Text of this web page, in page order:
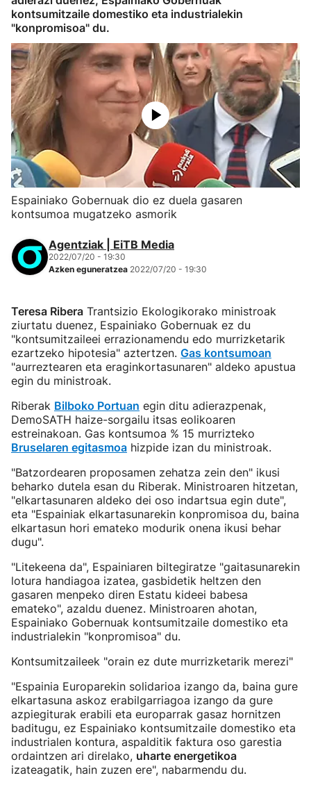
kontsumitzaile domestiko eta industrialekin
"konpromisoa" du.
Espainiako Gobernuak dio ez duela gasaren
kontsumoa mugatzeko asmorik
Agentziak | EiTB Media
2022/07/20 - 19:30
Azken eguneratzea 2022/07/20 - 19:30
Teresa Ribera Trantsizio Ekologikorako ministroak
ziurtatu duenez, Espainiako Gobernuak ez du
"kontsumitzaileei errazionamendu edo murrizketarik
ezartzeko hipotesia" aztertzen. Gas kontsumoan
"aurreztearen eta eraginkortasunaren" aldeko apustua
egin du ministroak.
Riberak Bilboko Portuan egin ditu adierazpenak,
DemoSATH haize-sorgailu itsas eolikoaren
estreinakoan. Gas kontsumoa % 15 murrizteko
Bruselaren egitasmoa hizpide izan du ministroak.
"Batzordearen proposamen zehatza zein den" ikusi
beharko dutela esan du Riberak. Ministroaren hitzetan,
"elkartasunaren aldeko dei oso indartsua egin dute",
eta "Espainiak elkartasunarekin konpromisoa du, baina
elkartasun hori emateko modurik onena ikusi behar
dugu".
"Litekeena da", Espainiaren biltegiratze "gaitasunarekin
lotura handiagoa izatea, gasbidetik heltzen den
gasaren menpeko diren Estatu kideei babesa
emateko", azaldu duenez. Ministroaren ahotan,
Espainiako Gobernuak kontsumitzaile domestiko eta
industrialekin "konpromisoa" du.
Kontsumitzaileek "orain ez dute murrizketarik merezi"
"Espainia Europarekin solidarioa izango da, baina gure
elkartasuna askoz erabilgarriagoa izango da gure
azpiegiturak erabili eta europarrak gasaz hornitzen
baditugu, ez Espainiako kontsumitzaile domestiko eta
industrialen kontura, aspalditik faktura oso garestia
ordaintzen ari direlako, uharte energetikoa
izateagatik, hain zuzen ere", nabarmendu du.